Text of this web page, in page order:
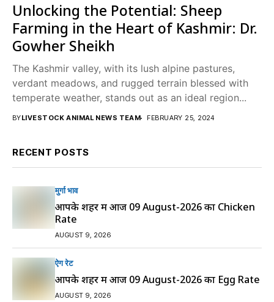
Unlocking the Potential: Sheep
Farming in the Heart of Kashmir: Dr.
Gowher Sheikh
The Kashmir valley, with its lush alpine pastures,
verdant meadows, and rugged terrain blessed with
temperate weather, stands out as an ideal region...
BYLIVESTOCK ANIMAL NEWS TEAM FEBRUARY 25, 2024
RECENT POSTS
मुर्गा भाव
आपके शहर में आज 09 August-2026 का Chicken
Rate
AUGUST 9, 2026
ऐग रेट
आपके शहर में आज 09 August-2026 का Egg Rate
AUGUST 9, 2026